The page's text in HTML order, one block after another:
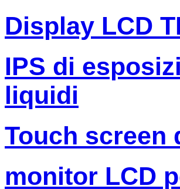
Display LCD
IPS di
liquidi
Touch screen
monitor LCD